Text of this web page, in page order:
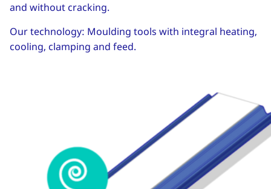
and without cracking.
Our technology: Moulding tools with integral heating,
cooling, clamping and feed.